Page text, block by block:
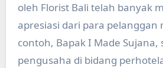
oleh Florist Bali telah banyak
apresiasi dari para pelanggan
contoh, Bapak I Made Sujana,
pengusaha di bidang